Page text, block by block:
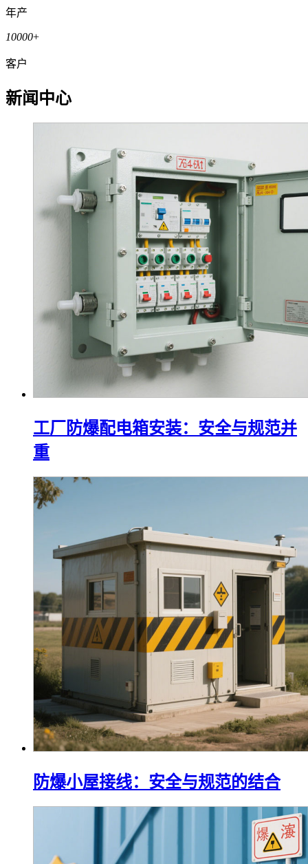
年产
10000+
客户
新闻中心
工厂防爆配电箱安装：安全与规范并
重
防爆小屋接线：安全与规范的结合